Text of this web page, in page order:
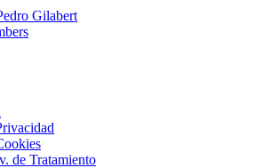
Gilabert
de Tratamiento